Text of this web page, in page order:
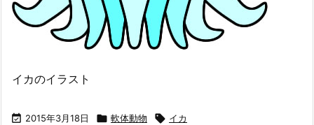
イカのイラスト
 2015年3月18日  軟体動物  イカ